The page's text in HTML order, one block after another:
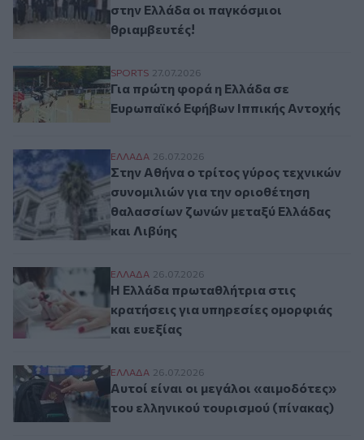
στην Ελλάδα οι παγκόσμιοι
θριαμβευτές!
Για πρώτη φορά η Ελλάδα σε Ευρωπαϊκό
SPORTS 27.07.2026
Για πρώτη φορά η Ελλάδα σε
Ευρωπαϊκό Εφήβων Ιππικής Αντοχής
Στην Αθήνα ο τρίτος γύρος τεχνικών
ΕΛΛAΔΑ 26.07.2026
Στην Αθήνα ο τρίτος γύρος τεχνικών
συνομιλιών για την οριοθέτηση
θαλασσίων ζωνών μεταξύ Ελλάδας
και Λιβύης
Η Ελλάδα πρωταθλήτρια στις κρατήσεις
ΕΛΛAΔΑ 26.07.2026
Η Ελλάδα πρωταθλήτρια στις
κρατήσεις για υπηρεσίες ομορφιάς
και ευεξίας
Αυτοί είναι οι μεγάλοι «αιμοδότες» του
ΕΛΛAΔΑ 26.07.2026
Αυτοί είναι οι μεγάλοι «αιμοδότες»
του ελληνικού τουρισμού (πίνακας)